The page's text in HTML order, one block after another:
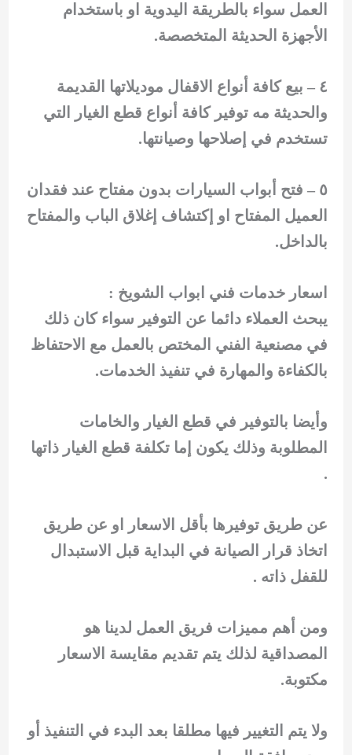
العمل سواء بالطريقة اليدوية او باستخدام
الأجهزة الحديثة المتخصصة.
٤ – بيع كافة أنواع الاقفال موديلاتها القديمة
والحديثة مه توفير كافة أنواع قطع الغيار التي
تستخدم في إصلاحها وصيانتها.
٥ – فتح أبواب السيارات بدون مفتاح عند فقدان
العميل المفتاح او إكتشاف إغلاق الباب والمفتاح
بالداخل.
اسعار خدمات فني ابواب الشويخ :
يبحث العملاء دائما عن التوفير سواء كان ذلك
في مصنعية الفني المختص بالعمل مع الاحتفاظ
بالكفاءة والمهارة في تنفيذ الخدمات.
وأيضا بالتوفير في قطع الغيار والخامات
المطلوبة وذلك يكون إما تكلفة قطع الغيار ذاتها
.
عن طريق توفيرها بأقل الاسعار او عن طريق
اتخاذ قرار الصيانة في البداية قبل الاستبدال
للقفل ذاته .
ومن أهم مميزات فريق العمل لدينا هو
المصداقية لذلك يتم تقديم مقايسة الاسعار
مكتوبة.
ولا يتم التغيير فيها مطلقا بعد البدء في التنفيذ أو